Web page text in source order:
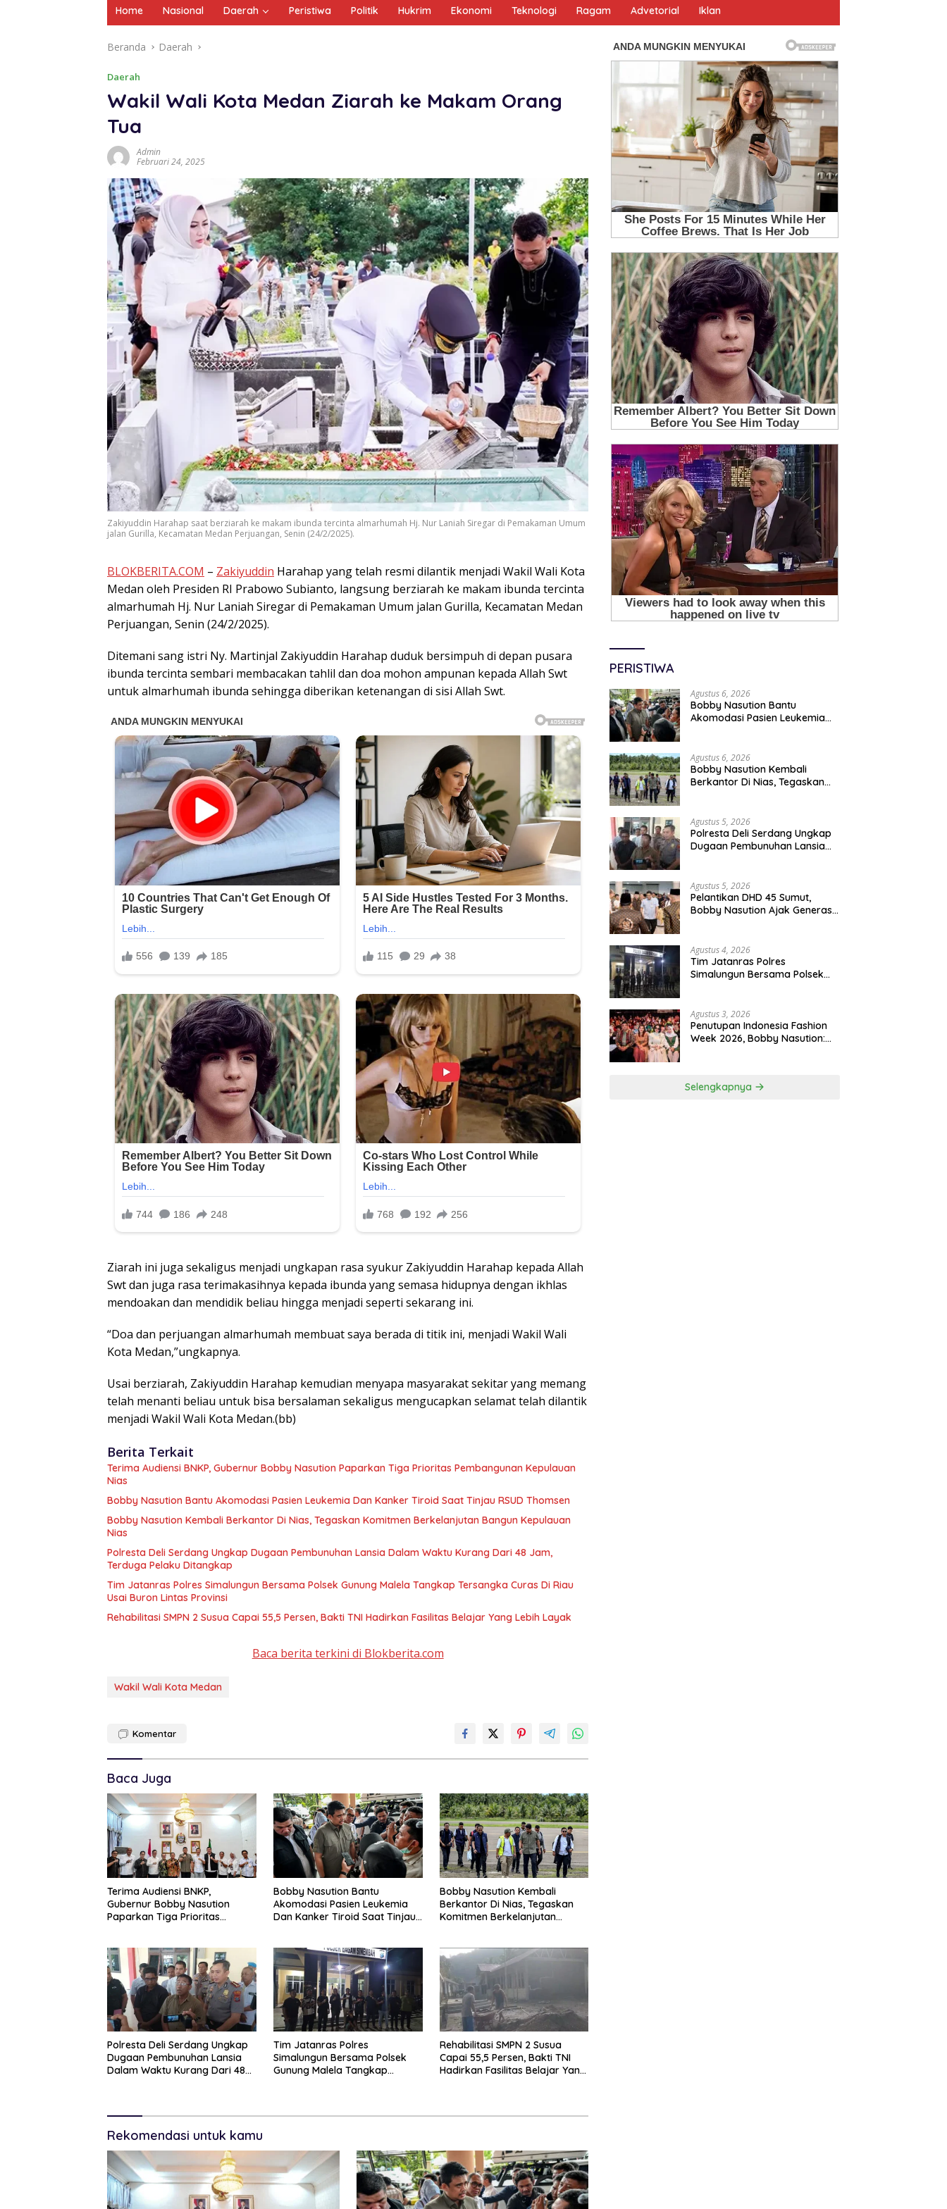
Home Nasional Daerah Peristiwa Politik Hukrim Ekonomi Teknologi Ragam Advetorial Iklan
Beranda Daerah
Daerah
Wakil Wali Kota Medan Ziarah ke Makam Orang
Tua
Admin
Februari 24, 2025
Zakiyuddin Harahap saat berziarah ke makam ibunda tercinta almarhumah Hj. Nur Laniah Siregar di Pemakaman Umum
jalan Gurilla, Kecamatan Medan Perjuangan, Senin (24/2/2025).
BLOKBERITA.COM – Zakiyuddin Harahap yang telah resmi dilantik menjadi Wakil Wali Kota
Medan oleh Presiden RI Prabowo Subianto, langsung berziarah ke makam ibunda tercinta
almarhumah Hj. Nur Laniah Siregar di Pemakaman Umum jalan Gurilla, Kecamatan Medan
Perjuangan, Senin (24/2/2025).
Ditemani sang istri Ny. Martinjal Zakiyuddin Harahap duduk bersimpuh di depan pusara
ibunda tercinta sembari membacakan tahlil dan doa mohon ampunan kepada Allah Swt
untuk almarhumah ibunda sehingga diberikan ketenangan di sisi Allah Swt.
Ziarah ini juga sekaligus menjadi ungkapan rasa syukur Zakiyuddin Harahap kepada Allah
Swt dan juga rasa terimakasihnya kepada ibunda yang semasa hidupnya dengan ikhlas
mendoakan dan mendidik beliau hingga menjadi seperti sekarang ini.
“Doa dan perjuangan almarhumah membuat saya berada di titik ini, menjadi Wakil Wali
Kota Medan,”ungkapnya.
Usai berziarah, Zakiyuddin Harahap kemudian menyapa masyarakat sekitar yang memang
telah menanti beliau untuk bisa bersalaman sekaligus mengucapkan selamat telah dilantik
menjadi Wakil Wali Kota Medan.(bb)
Berita Terkait
Terima Audiensi BNKP, Gubernur Bobby Nasution Paparkan Tiga Prioritas Pembangunan Kepulauan
Nias
Bobby Nasution Bantu Akomodasi Pasien Leukemia Dan Kanker Tiroid Saat Tinjau RSUD Thomsen
Bobby Nasution Kembali Berkantor Di Nias, Tegaskan Komitmen Berkelanjutan Bangun Kepulauan
Nias
Polresta Deli Serdang Ungkap Dugaan Pembunuhan Lansia Dalam Waktu Kurang Dari 48 Jam,
Terduga Pelaku Ditangkap
Tim Jatanras Polres Simalungun Bersama Polsek Gunung Malela Tangkap Tersangka Curas Di Riau
Usai Buron Lintas Provinsi
Rehabilitasi SMPN 2 Susua Capai 55,5 Persen, Bakti TNI Hadirkan Fasilitas Belajar Yang Lebih Layak
Baca berita terkini di Blokberita.com
Wakil Wali Kota Medan
Komentar
Baca Juga
Terima Audiensi BNKP,
Gubernur Bobby Nasution
Paparkan Tiga Prioritas
Bobby Nasution Bantu
Akomodasi Pasien Leukemia
Dan Kanker Tiroid Saat Tinjau
Bobby Nasution Kembali
Berkantor Di Nias, Tegaskan
Komitmen Berkelanjutan
Polresta Deli Serdang Ungkap
Dugaan Pembunuhan Lansia
Dalam Waktu Kurang Dari 48
Tim Jatanras Polres
Simalungun Bersama Polsek
Gunung Malela Tangkap
Rehabilitasi SMPN 2 Susua
Capai 55,5 Persen, Bakti TNI
Hadirkan Fasilitas Belajar Yang
Rekomendasi untuk kamu
PERISTIWA
Agustus 6, 2026
Bobby Nasution Bantu
Akomodasi Pasien Leukemia
Agustus 6, 2026
Bobby Nasution Kembali
Berkantor Di Nias, Tegaskan
Agustus 5, 2026
Polresta Deli Serdang Ungkap
Dugaan Pembunuhan Lansia
Ditangkap
Agustus 5, 2026
Pelantikan DHD 45 Sumut,
Bobby Nasution Ajak Generasi
Agustus 4, 2026
Tim Jatanras Polres
Simalungun Bersama Polsek
Buron Lintas Provinsi
Agustus 3, 2026
Penutupan Indonesia Fashion
Week 2026, Bobby Nasution:
Selengkapnya